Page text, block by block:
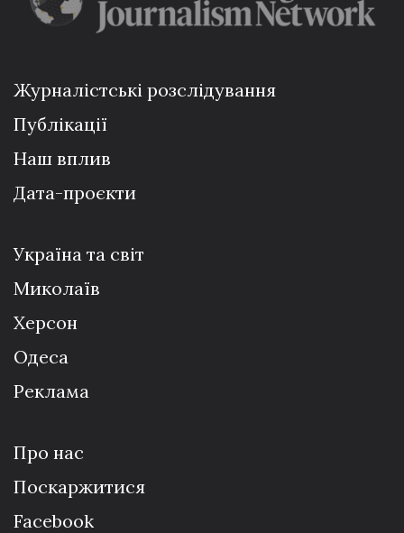
Журналістські розслідування
Публікації
Наш вплив
Дата-проєкти
Україна та світ
Миколаїв
Херсон
Одеса
Реклама
Про нас
Поскаржитися
Facebook